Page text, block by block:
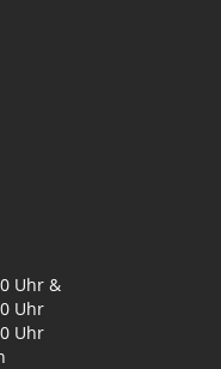
Uhr &
Uhr
Uhr